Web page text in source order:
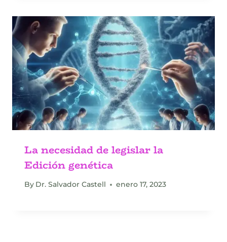
La necesidad de legislar la
Edición genética
By Dr. Salvador Castell enero 17, 2023